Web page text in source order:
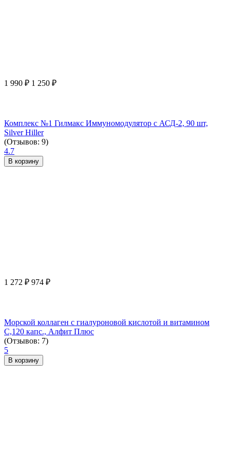
1 990 ₽ 1 250 ₽
Комплекс №1 Гилмакс Иммуномодулятор с АСД-2, 90 шт,
Silver Hiller
(Отзывов: 9)
4.7
В корзину
1 272 ₽ 974 ₽
Морской коллаген с гиалуроновой кислотой и витамином
С,120 капс., Алфит Плюс
(Отзывов: 7)
5
В корзину